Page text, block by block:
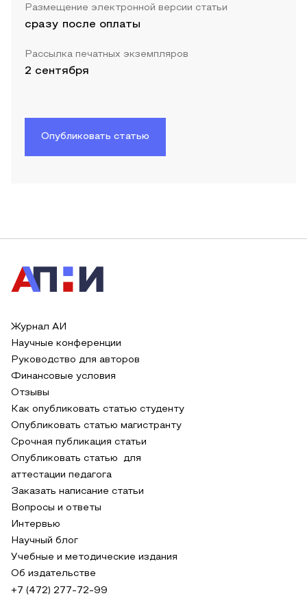
Размещение электронной версии статьи
сразу после оплаты
Рассылка печатных экземпляров
2 сентября
Опубликовать статью
Журнал АИ
Научные конференции
Руководство для авторов
Финансовые условия
Отзывы
Как опубликовать статью студенту
Опубликовать статью магистранту
Срочная публикация статьи
Опубликовать статью для
аттестации педагога
Заказать написание статьи
Вопросы и ответы
Интервью
Научный блог
Учебные и методические издания
Об издательстве
+7 (472) 277-72-99